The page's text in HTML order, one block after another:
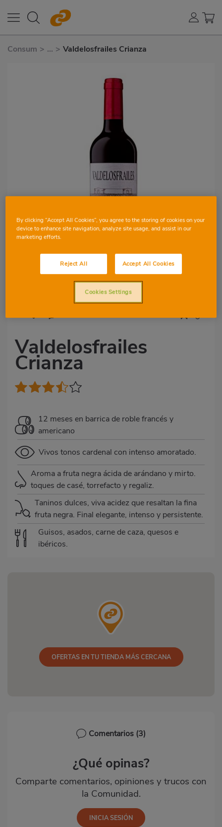
Consum > ... > Valdelosfrailes Crianza
Valdelosfrailes
Crianza
12 meses en barrica de roble francés y
americano
Vivos tonos cardenal con intenso amoratado.
Aroma a fruta negra ácida de arándano y mirto.
toques de casé, torrefacto y regaliz.
Taninos dulces, viva acidez que resaltan la fina
fruta negra. Final elegante, intenso y persistente.
Guisos, asados, carne de caza, quesos e
ibéricos.
OFERTAS EN TU TIENDA MÁS CERCANA
Comentarios (3)
¿Qué opinas?
Comparte comentarios, opiniones y trucos con
la Comunidad.
By clicking “Accept All Cookies”, you agree to the storing of cookies on your
device to enhance site navigation, analyze site usage, and assist in our
marketing efforts.
Reject All Accept All Cookies
Cookies Settings